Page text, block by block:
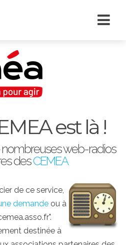
est là !
web-radios
desCEMEA
de ce service,
demande ou à
destinée à